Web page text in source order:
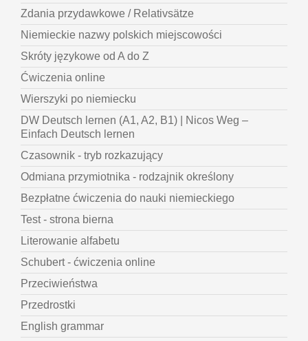
Zdania przydawkowe / Relativsätze
Niemieckie nazwy polskich miejscowości
Skróty językowe od A do Z
Ćwiczenia online
Wierszyki po niemiecku
DW Deutsch lernen (A1, A2, B1) | Nicos Weg –
Einfach Deutsch lernen
Czasownik - tryb rozkazujący
Odmiana przymiotnika - rodzajnik określony
Bezpłatne ćwiczenia do nauki niemieckiego
Test - strona bierna
Literowanie alfabetu
Schubert - ćwiczenia online
Przeciwieństwa
Przedrostki
English grammar